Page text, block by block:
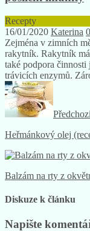
Recepty
16/01/2020 Katerina 0
Zejména v zimních
rakytník. Rakytník
také podpora
trávicích enzymů.
Heřmánkový olej
Balzám na rty z
Diskuze k článku
Napište